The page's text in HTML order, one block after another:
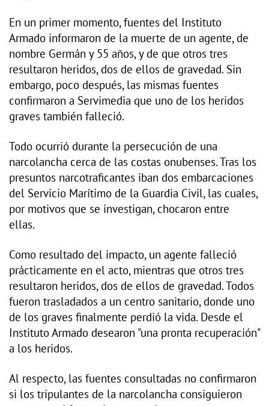
En un primer momento, fuentes del Instituto
Armado informaron de la muerte de un agente, de
nombre Germán y 55 años, y de que otros tres
resultaron heridos, dos de ellos de gravedad. Sin
embargo, poco después, las mismas fuentes
confirmaron a Servimedia que uno de los heridos
graves también falleció.
Todo ocurrió durante la persecución de una
narcolancha cerca de las costas onubenses. Tras los
presuntos narcotraficantes iban dos embarcaciones
del Servicio Marítimo de la Guardia Civil, las cuales,
por motivos que se investigan, chocaron entre
ellas.
Como resultado del impacto, un agente falleció
prácticamente en el acto, mientras que otros tres
resultaron heridos, dos de ellos de gravedad. Todos
fueron trasladados a un centro sanitario, donde uno
de los graves finalmente perdió la vida. Desde el
Instituto Armado desearon "una pronta recuperación"
a los heridos.
Al respecto, las fuentes consultadas no confirmaron
si los tripulantes de la narcolancha consiguieron